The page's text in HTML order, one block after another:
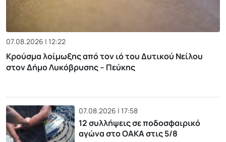
07.08.2026 | 12:22
Κρούσμα λοίμωξης από τον ιό του Δυτικού Νείλου
στον Δήμο Λυκόβρυσης – Πεύκης
07.08.2026 | 17:58
12 συλλήψεις σε ποδοσφαιρικό
αγώνα στο ΟΑΚΑ στις 5/8